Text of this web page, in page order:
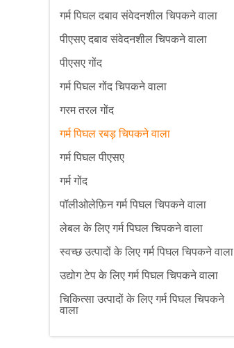
गर्म पिघल दबाव संवेदनशील चिपकने वाला
पीएसए दबाव संवेदनशील चिपकने वाला
पीएसए गोंद
गर्म पिघल गोंद चिपकने वाला
गरम तरल गोंद
गर्म पिघल रबड़ चिपकने वाला
गर्म पिघल पीएसए
गर्म गोंद
पॉलीओलेफ़िन गर्म पिघल चिपकने वाला
लेबल के लिए गर्म पिघल चिपकने वाला
स्वच्छ उत्पादों के लिए गर्म पिघल चिपकने वाला
उद्योग टेप के लिए गर्म पिघल चिपकने वाला
चिकित्सा उत्पादों के लिए गर्म पिघल चिपकने
वाला